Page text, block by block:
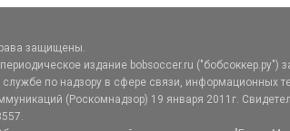
защищены.
издание bobsoccer.ru ("бобсоккер.ру")
по надзору в сфере связи, информационных
(Роскомнадзор) 19 января 2011г.